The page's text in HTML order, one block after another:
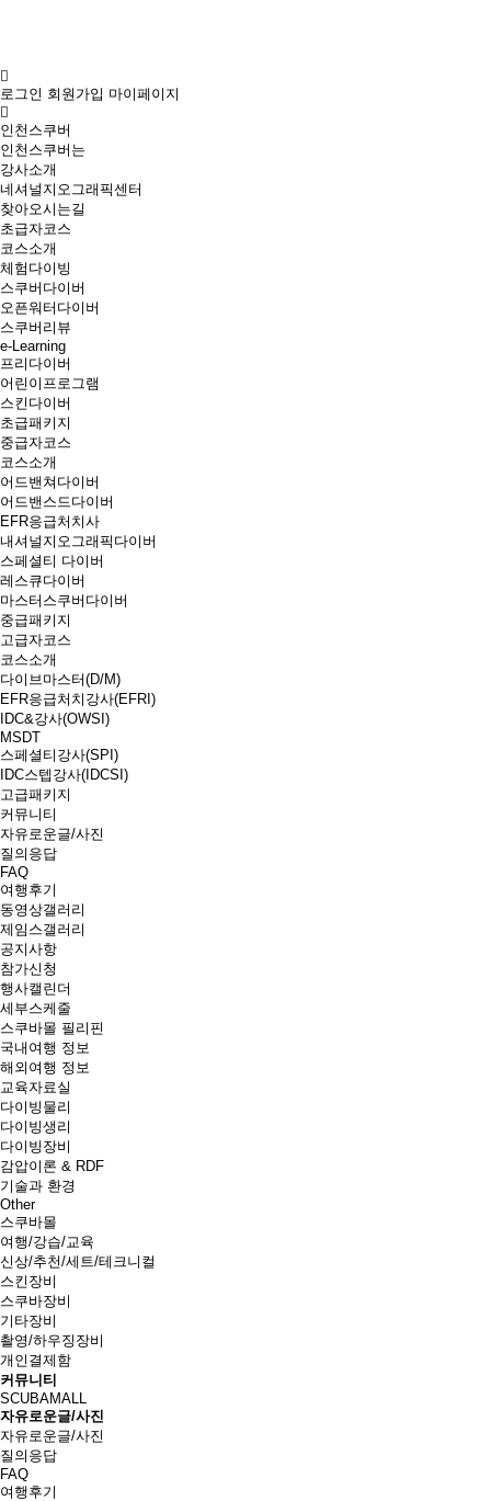
로그인 회원가입 마이페이지
인천스쿠버
인천스쿠버는
강사소개
네셔널지오그래픽센터
찾아오시는길
초급자코스
코스소개
체험다이빙
스쿠버다이버
오픈워터다이버
스쿠버리뷰
e-Learning
프리다이버
어린이프로그램
스킨다이버
초급패키지
중급자코스
코스소개
어드밴쳐다이버
어드밴스드다이버
EFR응급처치사
내셔널지오그래픽다이버
스페셜티 다이버
레스큐다이버
마스터스쿠버다이버
중급패키지
고급자코스
코스소개
다이브마스터(D/M)
EFR응급처치강사(EFRI)
IDC&강사(OWSI)
MSDT
스페셜티강사(SPI)
IDC스텝강사(IDCSI)
고급패키지
커뮤니티
자유로운글/사진
질의응답
FAQ
여행후기
동영상갤러리
제임스갤러리
공지사항
참가신청
행사캘린더
세부스케줄
스쿠바몰 필리핀
국내여행 정보
해외여행 정보
교육자료실
다이빙물리
다이빙생리
다이빙장비
감압이론 & RDF
기술과 환경
Other
스쿠바몰
여행/강습/교육
신상/추천/세트/테크니컬
스킨장비
스쿠바장비
기타장비
촬영/하우징장비
개인결제함
커뮤니티
SCUBAMALL
자유로운글/사진
자유로운글/사진
질의응답
FAQ
여행후기